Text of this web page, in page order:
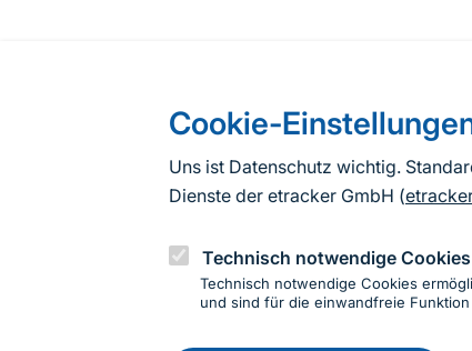
Cookie-
Uns ist Datenschutz wichtig.
Dienste der etracker GmbH (
Technisch notwendige Cookies
Technisch notwendige Cookies
und sind für die einwandfreie